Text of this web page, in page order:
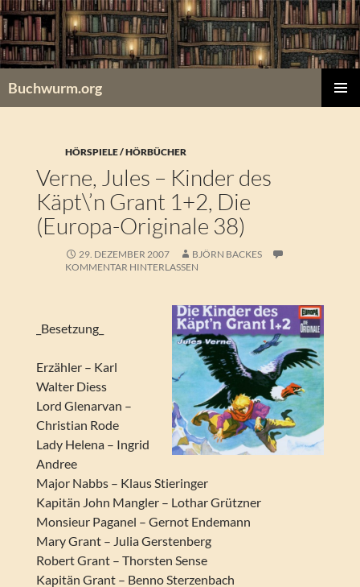
Zum
Inhalt
springen
Buchwurm.org
HÖRSPIELE / HÖRBÜCHER
Verne, Jules – Kinder des
Käpt\’n Grant 1+2, Die
(Europa-Originale 38)
29. DEZEMBER 2007
BJÖRN BACKES
KOMMENTAR HINTERLASSEN
_Besetzung_
Erzähler – Karl
Walter Diess
Lord Glenarvan –
Christian Rode
Lady Helena – Ingrid
Andree
Major Nabbs – Klaus Stieringer
Kapitän John Mangler – Lothar Grützner
Monsieur Paganel – Gernot Endemann
Mary Grant – Julia Gerstenberg
Robert Grant – Thorsten Sense
Kapitän Grant – Benno Sterzenbach